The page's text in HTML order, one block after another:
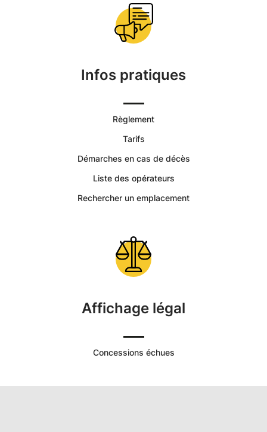
Funéraires
et
Infos pratiques
Règlement
Tarifs
Démarches en cas de décès
Liste des opérateurs
Rechercher un emplacement
Affichage légal
Concessions échues